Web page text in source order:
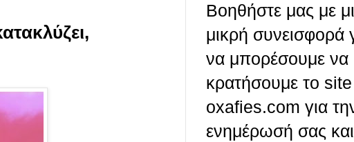
Βοηθήστε μας με
μικρή συνεισφορά
να μπορέσουμε να
κρατήσουμε το site
oxafies.com για
ενημέρωσή σας